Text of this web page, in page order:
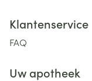
Klantenservice
FAQ
Uw apotheek